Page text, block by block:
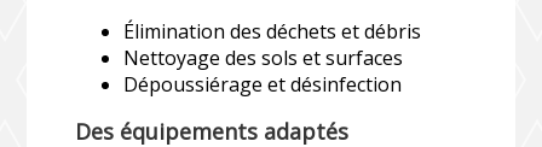
Élimination des déchets et débris
Nettoyage des sols et surfaces
Dépoussiérage et désinfection
Des équipements adaptés